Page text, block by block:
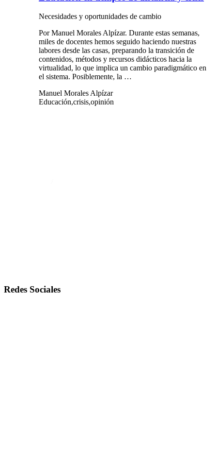
Necesidades y oportunidades de cambio
Por Manuel Morales Alpízar. Durante estas semanas,
miles de docentes hemos seguido haciendo nuestras
labores desde las casas, preparando la transición de
contenidos, métodos y recursos didácticos hacia la
virtualidad, lo que implica un cambio paradigmático en
el sistema. Posiblemente, la …
Manuel Morales Alpízar
Educación,crisis,opinión
Redes Sociales